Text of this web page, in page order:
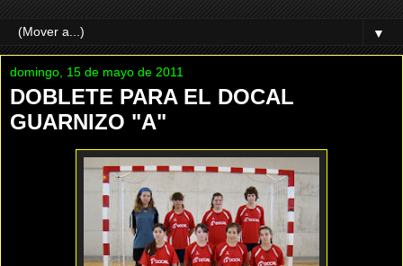
▼
domingo, 15 de mayo de 2011
DOBLETE PARA EL DOCAL
GUARNIZO "A"